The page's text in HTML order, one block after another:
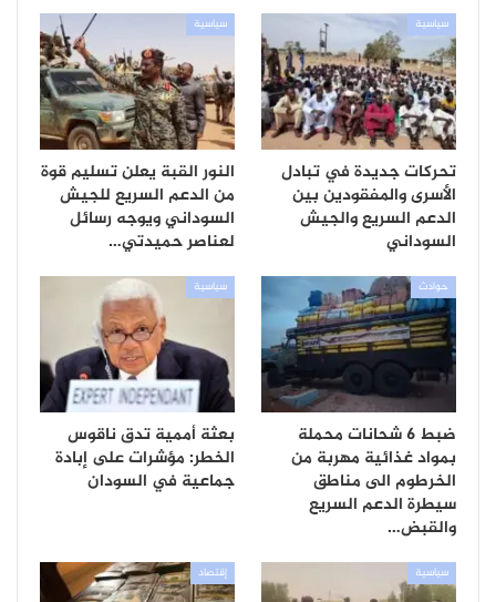
سياسية
تحركات جديدة في تبادل
الأسرى والمفقودين بين
الدعم السريع والجيش
السوداني
سياسية
النور القبة يعلن تسليم قوة
من الدعم السريع للجيش
السوداني ويوجه رسائل
لعناصر حميدتي…
حوادث
ضبط 6 شحانات محملة
بمواد غذائية مهربة من
الخرطوم الى مناطق
سيطرة الدعم السريع
والقبض…
سياسية
بعثة أممية تدق ناقوس
الخطر: مؤشرات على إبادة
جماعية في السودان
سياسية إقتصاد